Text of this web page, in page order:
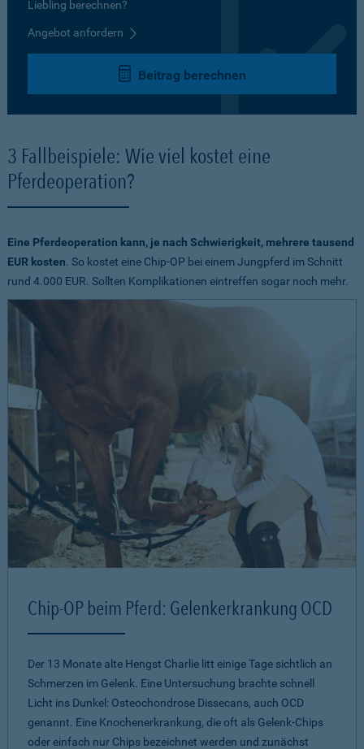
Liebling berechnen?
Angebot anfordern
Beitrag berechnen
3 Fallbeispiele: Wie viel kostet eine
Pferdeoperation?
Eine Pferdeoperation kann, je nach Schwierigkeit, mehrere tausend
EUR kosten. So kostet eine Chip-OP bei einem Jungpferd im Schnitt
rund 4.000 EUR. Sollten Komplikationen eintreffen sogar noch mehr.
Chip-OP beim Pferd: Gelenkerkrankung OCD
Der 13 Monate alte Hengst Charlie litt einige Tage sichtlich an
Schmerzen im Gelenk. Eine Untersuchung brachte schnell
Licht ins Dunkel: Osteochondrose Dissecans, auch OCD
genannt. Eine Knochenerkrankung, die oft als Gelenk-Chips
oder einfach nur Chips bezeichnet werden und zunächst